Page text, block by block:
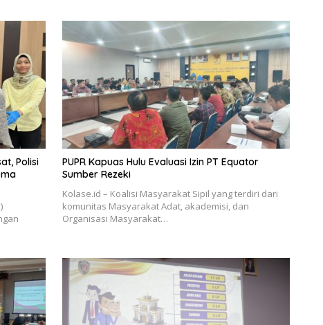
Polisi
PUPR Kapuas Hulu Evaluasi Izin PT Equator
Sumber Rezeki
Kolase.id – Koalisi Masyarakat Sipil yang terdiri dari
komunitas Masyarakat Adat, akademisi, dan
Organisasi Masyarakat…